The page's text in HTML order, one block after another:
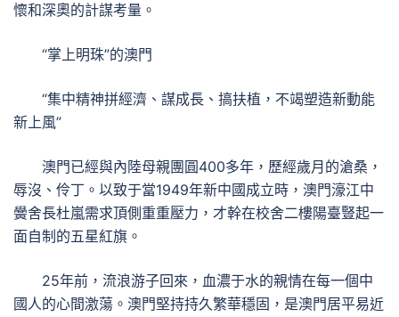
懷和深奧的計謀考量。
“掌上明珠”的澳門
“集中精神拼經濟、謀成長、搞扶植，不竭塑造新動能
新上風”
澳門已經與內陸母親團圓400多年，歷經歲月的滄桑，
辱沒、伶丁。以致于當1949年新中國成立時，澳門濠江中
黌舍長杜嵐需求頂側重重壓力，才幹在校舍二樓陽臺豎起一
面自制的五星紅旗。
25年前，流浪游子回來，血濃于水的親情在每一個中
國人的心間激蕩。澳門堅持持久繁華穩固，是澳門居平易近